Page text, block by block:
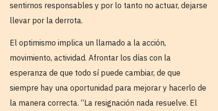
sentirnos responsables y por lo tanto no actuar, dejarse
llevar por la derrota.
El optimismo implica un llamado a la acción,
movimiento, actividad. Afrontar los días con la
esperanza de que todo sí puede cambiar, de que
siempre hay una oportunidad para mejorar y hacerlo de
la manera correcta. “La resignación nada resuelve. El